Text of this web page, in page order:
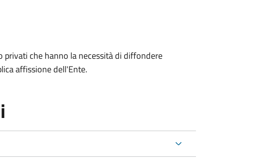
privati che hanno la necessità di diffondere
affissione dell'Ente.